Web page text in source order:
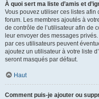
À quoi sert ma liste d’amis et
Vous pouvez utiliser ces listes afin
forum. Les membres ajoutés à
de contrôle de l’utilisateur afin de
leur envoyer des messages
par ces utilisateurs peuvent
ajoutez un utilisateur à votre liste
seront masqués par défaut.
Haut
Comment puis-je ajouter ou